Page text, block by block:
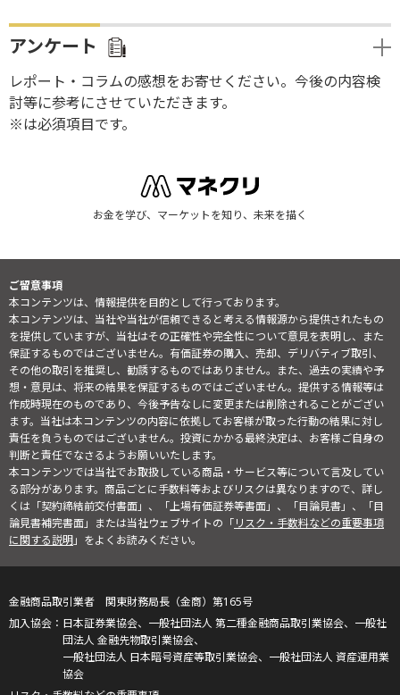
アンケート
レポート・コラムの感想をお寄せください。今後の内容検
討等に参考にさせていただきます。
※は必須項目です。
お金を学び、マーケットを知り、未来を描く
ご留意事項
本コンテンツは、情報提供を目的として行っております。
本コンテンツは、当社や当社が信頼できると考える情報源から提供されたもの
を提供していますが、当社はその正確性や完全性について意見を表明し、また
保証するものではございません。有価証券の購入、売却、デリバティブ取引、
その他の取引を推奨し、勧誘するものではありません。また、過去の実績や予
想・意見は、将来の結果を保証するものではございません。提供する情報等は
作成時現在のものであり、今後予告なしに変更または削除されることがござい
ます。当社は本コンテンツの内容に依拠してお客様が取った行動の結果に対し
責任を負うものではございません。投資にかかる最終決定は、お客様ご自身の
判断と責任でなさるようお願いいたします。
本コンテンツでは当社でお取扱している商品・サービス等について言及してい
る部分があります。商品ごとに手数料等およびリスクは異なりますので、詳し
くは「契約締結前交付書面」、「上場有価証券等書面」、「目論見書」、「目
論見書補完書面」または当社ウェブサイトの「リスク・手数料などの重要事項
に関する説明」をよくお読みください。
金融商品取引業者 関東財務局長（金商）第165号
日本証券業協会、一般社団法人 第二種金融商品取引業協会、一般社
団法人 金融先物取引業協会、
一般社団法人 日本暗号資産等取引業協会、一般社団法人 資産運用業
協会